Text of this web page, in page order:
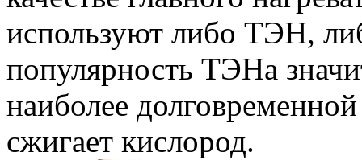
используют либо ТЭН,
популярность ТЭНа
наиболее
сжигает кислород.